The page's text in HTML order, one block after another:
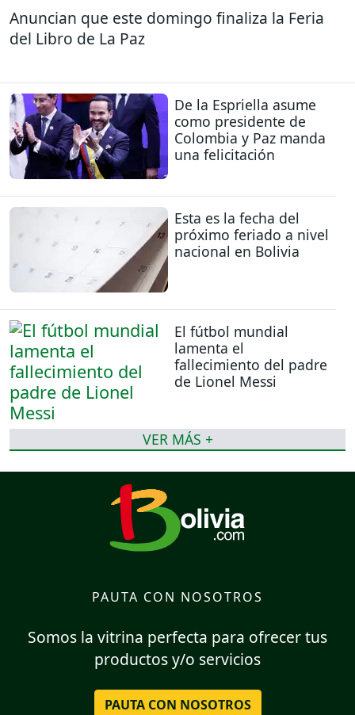
Anuncian que este domingo finaliza la Feria
del Libro de La Paz
De la Espriella asume
como presidente de
Colombia y Paz manda
una felicitación
Esta es la fecha del
próximo feriado a nivel
nacional en Bolivia
El fútbol mundial
lamenta el
fallecimiento del padre
de Lionel Messi
VER MÁS +
PAUTA CON NOSOTROS
Somos la vitrina perfecta para ofrecer tus
productos y/o servicios
PAUTA CON NOSOTROS